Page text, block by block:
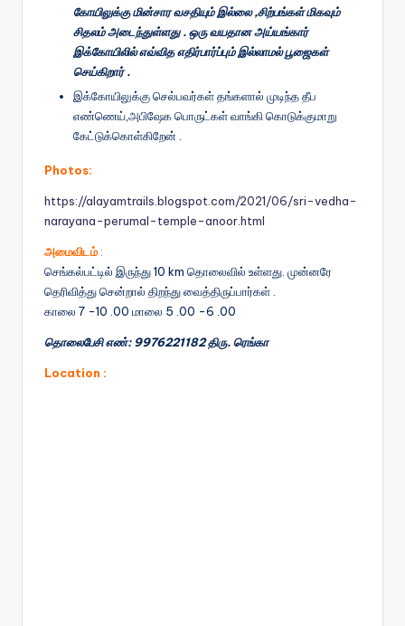
கோயிலுக்கு மின்சார வசதியும் இல்லை ,சிற்பங்கள் மிகவும்
சிதலம் அடைந்துள்ளது . ஒரு வயதான அய்யங்கார்
இக்கோயிலில் எவ்வித எதிர்பார்ப்பும் இல்லாமல் பூஜைகள்
செய்கிறார் .
இக்கோயிலுக்கு செல்பவர்கள் தங்களால் முடிந்த தீப
எண்ணெய்,அபிஷேக பொருட்கள் வாங்கி கொடுக்குமாறு
கேட்டுக்கொள்கிறேன் .
Photos:
https://alayamtrails.blogspot.com/2021/06/sri-vedha-
narayana-perumal-temple-anoor.html
அமைவிடம்:
செங்கல்பட்டில் இருந்து 10 km தொலைவில் உள்ளது. முன்னரே
தெரிவித்து சென்றால் திறந்து வைத்திருப்பார்கள் .
காலை 7 -10 .00 மாலை 5 .00 -6 .00
தொலைபேசி எண்: 9976221182 திரு. ரெங்கா
Location :